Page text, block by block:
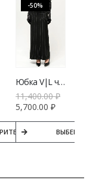
ПАРАМЕТРЫ
-50%
Юбка V|L черная
11,400.00₽
5,700.00₽
ВЫБЕРИТЕ